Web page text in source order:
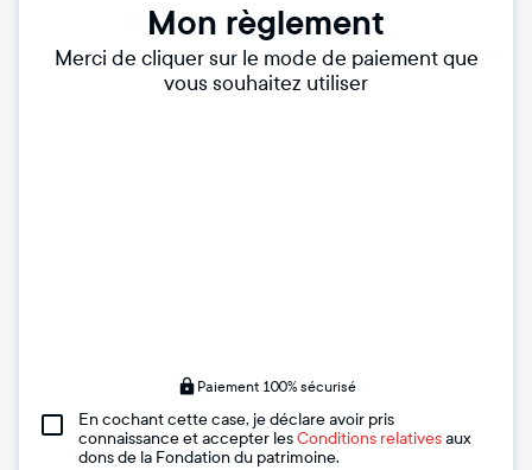
Mon règlement
Merci de cliquer sur le mode de paiement que
vous souhaitez utiliser
Paiement 100% sécurisé
En cochant cette case, je déclare avoir pris
connaissance et accepter lesConditions relativesaux
dons de la Fondation du patrimoine.